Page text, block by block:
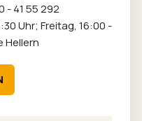
- 41 55 292
Uhr; Freitag, 16:00 -
Hellern